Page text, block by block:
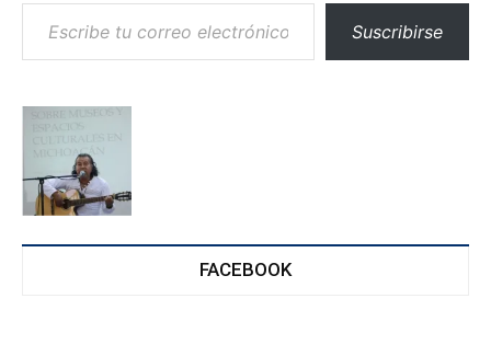
Escribe tu correo electrónico…
Suscribirse
FACEBOOK